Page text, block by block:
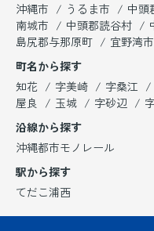
沖縄市
うるま市 中頭
南城市
中頭郡読谷村
島尻郡与那原町
宜野湾市
町名から探す
知花
字美崎 字桑江
屋良
玉城 字砂辺
沿線から探す
沖縄都市モノレール
駅から探す
てだこ浦西